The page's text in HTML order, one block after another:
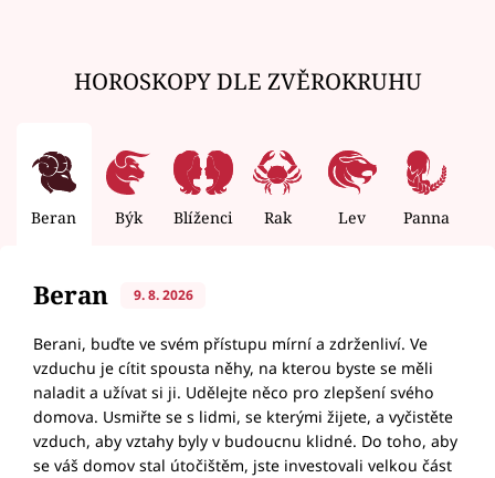
HOROSKOPY DLE ZVĚROKRUHU
Beran Býk Blíženci Rak Lev Panna
Beran 9. 8. 2026
Berani, buďte ve svém přístupu mírní a zdrženliví. Ve
vzduchu je cítit spousta něhy, na kterou byste se měli
naladit a užívat si ji. Udělejte něco pro zlepšení svého
domova. Usmiřte se s lidmi, se kterými žijete, a vyčistěte
vzduch, aby vztahy byly v budoucnu klidné. Do toho, aby
se váš domov stal útočištěm, jste investovali velkou část